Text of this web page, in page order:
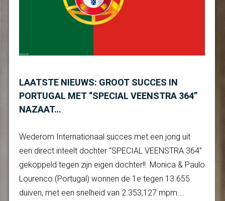
LAATSTE NIEUWS: GROOT SUCCES IN
PORTUGAL MET “SPECIAL VEENSTRA 364”
NAZAAT…
Wederom Internationaal succes met een jong uit
een direct inteelt dochter “SPECIAL VEENSTRA 364”
gekoppeld tegen zijn eigen dochter!! Monica & Paulo
Lourenco (Portugal) wonnen de 1e tegen 13.655
duiven, met een snelheid van 2.353,127 mpm.…